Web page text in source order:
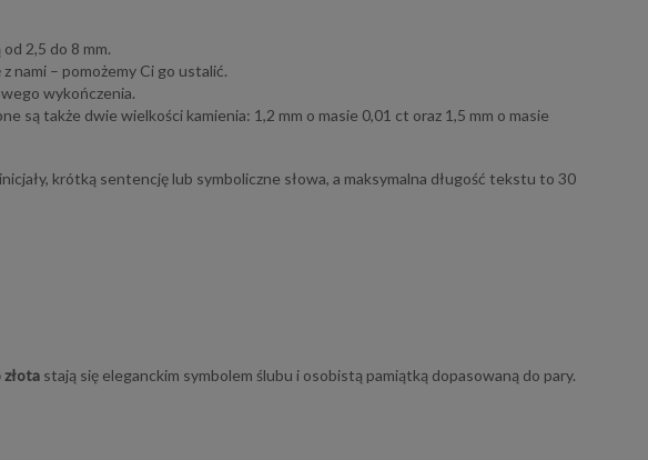
2,5 do 8 mm.
nami – pomożemy Ci go ustalić.
wykończenia.
także dwie wielkości kamienia: 1,2 mm o masie 0,01 ct oraz 1,5 mm o masie
krótką sentencję lub symboliczne słowa, a maksymalna długość tekstu to 30
stają się eleganckim symbolem ślubu i osobistą pamiątką dopasowaną do pary.